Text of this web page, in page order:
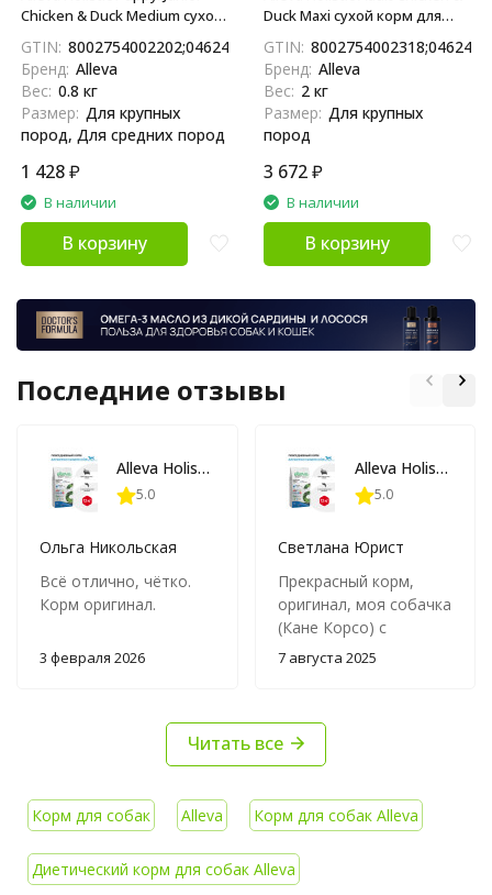
Chicken & Duck Medium сухой
с курицей и уткой, алое вера
и женьшенем - 800 г
GTIN: 8002754002202;04624837890687
Бренд: Alleva
Вес: 0.8 кг
Размер: Для крупных
пород, Для средних пород
1 428₽
В наличии
В корзину
Duck Maxi сухой корм для
уткой, алое вера и
женьшенем - 2 кг
GTIN:
Бренд: Alleva
Вес: 2 кг
Размер: Для крупных
пород
3 672₽
В наличии
В корзину
Последние отзывы
Alleva Holistic Adult Ocean Fish Medium/Maxi сухой корм для взрослых собак с океанической рыбой, коноплей и алое вера - 12 кг
5.0
Ольга Никольская
Всё отлично, чётко.
Корм оригинал.
3 февраля 2026
Alleva Holistic Adult Ocean Fish Medium/Maxi сухой корм для взрослых собак с океанической рыбой, коноплей и алое вера - 12 кг
5.0
Светлана Юрист
Прекрасный корм,
оригинал, моя собачка
(Кане Корсо) с
удовольствием его
7 августа 2025
Читать все
Корм для собак Alleva Корм для собак Alleva
Диетический корм для собак Alleva